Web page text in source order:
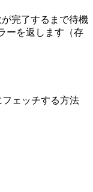
完了するまで待機
ーを返します（存
ェッチする方法